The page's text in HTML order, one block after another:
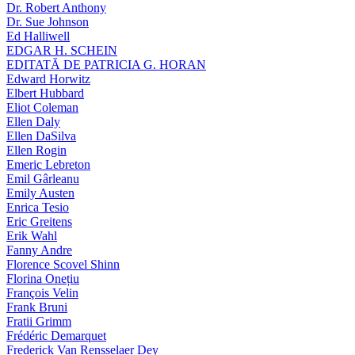
Dr. Robert Anthony
Dr. Sue Johnson
Ed Halliwell
EDGAR H. SCHEIN
EDITATĂ DE PATRICIA G. HORAN
Edward Horwitz
Elbert Hubbard
Eliot Coleman
Ellen Daly
Ellen DaSilva
Ellen Rogin
Emeric Lebreton
Emil Gârleanu
Emily Austen
Enrica Tesio
Eric Greitens
Erik Wahl
Fanny Andre
Florence Scovel Shinn
Florina Onețiu
François Velin
Frank Bruni
Fratii Grimm
Frédéric Demarquet
Frederick Van Rensselaer Dey